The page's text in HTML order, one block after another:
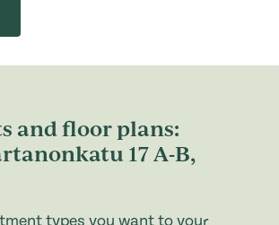
and floor plans:
17 A-B,